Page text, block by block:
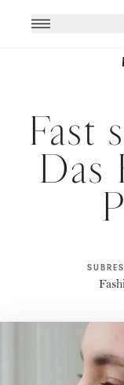
Fast
Das